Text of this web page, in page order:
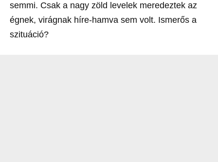
semmi. Csak a nagy zöld levelek meredeztek az
égnek, virágnak híre-hamva sem volt. Ismerős a
szituáció?